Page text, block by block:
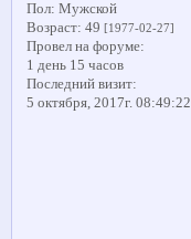
Пол: Мужской
Возраст: 49 [1977-02-27]
Провел на форуме:
1 день 15 часов
Последний визит:
5 октября, 2017г. 08:49:22